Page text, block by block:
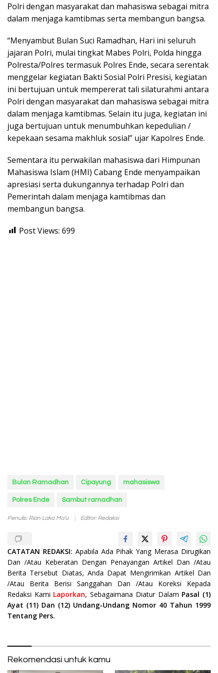
Polri dengan masyarakat dan mahasiswa sebagai mitra
dalam menjaga kamtibmas serta membangun bangsa.
“Menyambut Bulan Suci Ramadhan, Hari ini seluruh
jajaran Polri, mulai tingkat Mabes Polri, Polda hingga
Polresta/Polres termasuk Polres Ende, secara serentak
menggelar kegiatan Bakti Sosial Polri Presisi, kegiatan
ini bertujuan untuk mempererat tali silaturahmi antara
Polri dengan masyarakat dan mahasiswa sebagai mitra
dalam menjaga kamtibmas. Selain itu juga, kegiatan ini
juga bertujuan untuk menumbuhkan kepedulian /
kepekaan sesama makhluk sosial” ujar Kapolres Ende.
Sementara itu perwakilan mahasiswa dari Himpunan
Mahasiswa Islam (HMI) Cabang Ende menyampaikan
apresiasi serta dukungannya terhadap Polri dan
Pemerintah dalam menjaga kamtibmas dan
membangun bangsa.
Post Views: 699
Bulan Ramadhan Cipayung mahasiswa
Polres Ende Sambut ramadhan
Penulis: Rian Laka Ma'u Editor: Redaksi
CATATAN REDAKSI: Apabila Ada Pihak Yang Merasa Dirugikan
Dan /Atau Keberatan Dengan Penayangan Artikel Dan /Atau
Berita Tersebut Diatas, Anda Dapat Mengirimkan Artikel Dan
/Atau Berita Berisi Sanggahan Dan /Atau Koreksi Kepada
Redaksi Kami Laporkan, Sebagaimana Diatur Dalam Pasal (1)
Ayat (11) Dan (12) Undang-Undang Nomor 40 Tahun 1999
Tentang Pers.
Rekomendasi untuk kamu